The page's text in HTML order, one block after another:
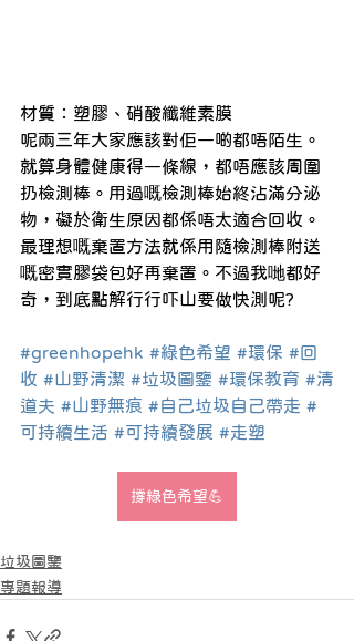
材質：塑膠、硝酸纖維素膜
呢兩三年大家應該對佢一啲都唔陌生。
就算身體健康得一條線，都唔應該周圍
扔檢測棒。用過嘅檢測棒始終沾滿分泌
物，礙於衛生原因都係唔太適合回收。
最理想嘅棄置方法就係用隨檢測棒附送
嘅密實膠袋包好再棄置。不過我哋都好
奇，到底點解行行吓山要做快測呢?
#greenhopehk #綠色希望 #環保 #回
收 #山野清潔 #垃圾圖鑒 #環保教育 #清
道夫 #山野無痕 #自己垃圾自己帶走 #
可持續生活 #可持續發展 #走塑
撐綠色希望💪
垃圾圖鑒
專題報導